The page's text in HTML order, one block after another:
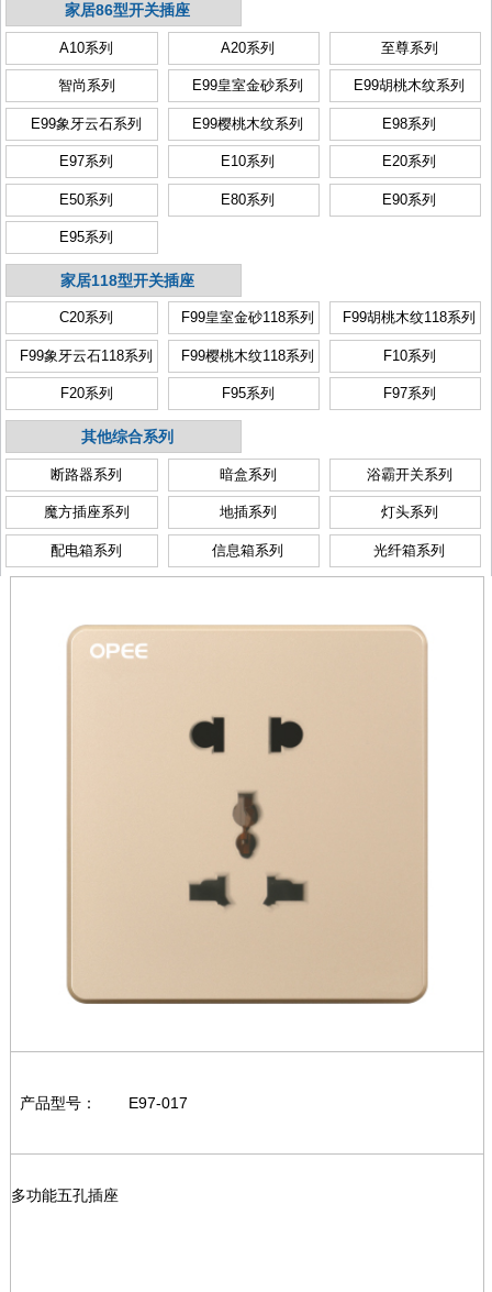
家居86型开关插座
A10系列 A20系列 至尊系列
智尚系列 E99皇室金砂系列 E99胡桃木纹系列
E99象牙云石系列 E99樱桃木纹系列 E98系列
E97系列 E10系列 E20系列
E50系列 E80系列 E90系列
E95系列
家居118型开关插座
C20系列 F99皇室金砂118系列 F99胡桃木纹118系列
F99象牙云石118系列 F99樱桃木纹118系列 F10系列
F20系列 F95系列 F97系列
其他综合系列
断路器系列 暗盒系列 浴霸开关系列
魔方插座系列 地插系列 灯头系列
配电箱系列 信息箱系列 光纤箱系列
产品型号： E97-017
多功能五孔插座